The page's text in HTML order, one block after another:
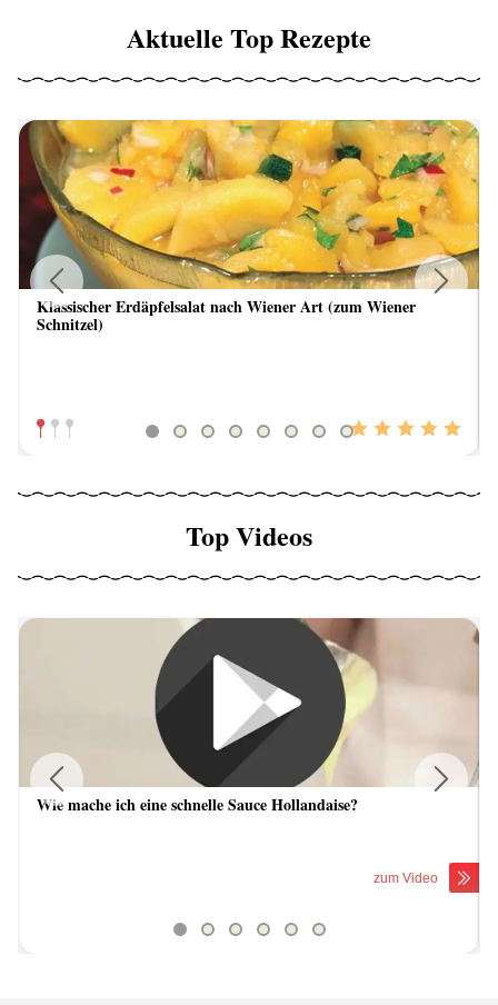
Aktuelle Top Rezepte
Klassischer Erdäpfelsalat nach Wiener Art (zum Wiener
Schnitzel)
Previous
Top Videos
Wie mache ich eine schnelle Sauce Hollandaise?
zum Video
Previous